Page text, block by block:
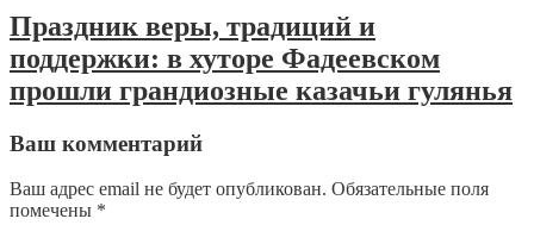
Праздник веры, традиций и
поддержки: в хуторе Фадеевском
прошли грандиозные казачьи гулянья
Ваш комментарий
Ваш адрес email не будет опубликован. Обязательные поля
помечены *